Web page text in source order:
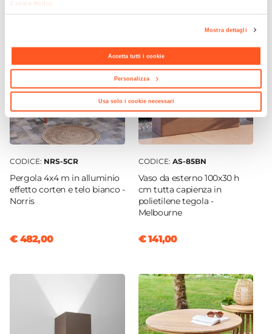
Cookie Policy
Mostra dettagli
Accetta tutti i cookie
Personalizza
Usa solo i cookie necessari
Verniciatura a polvere
6 posti
CODICE: NRS-5CR
Pergola 4x4 m in alluminio
effetto corten e telo bianco -
Norris
€ 482,00
CODICE: AS-85BN
Vaso da esterno 100x30 h
cm tutta capienza in
polietilene tegola -
Melbourne
€ 141,00